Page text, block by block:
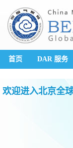
首页 DAR 服务